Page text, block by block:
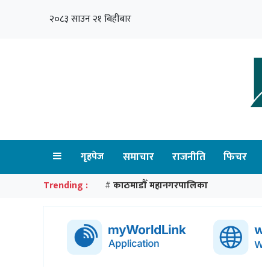
२०८३ साउन २१ बिहीबार
गृहपेज समाचार राजनीति फिचर
Trending : # काठमाडौँ महानगरपालिका